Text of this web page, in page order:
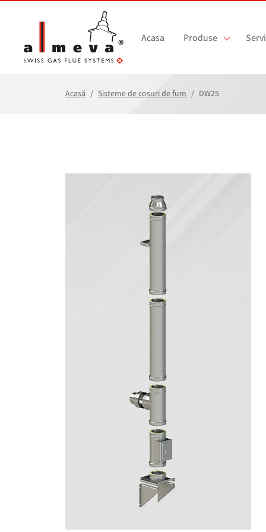
Sari la conținutul principal
Acasa Produse
Acasă Sisteme de coșuri de fum DW25